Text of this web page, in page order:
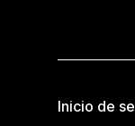
Inicio de